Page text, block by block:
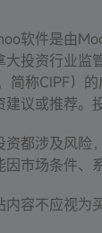
软件是由
大投资行业监
简称CIPF）
建议或推荐。
资都涉及风险
因市场条件、
内容不应视为